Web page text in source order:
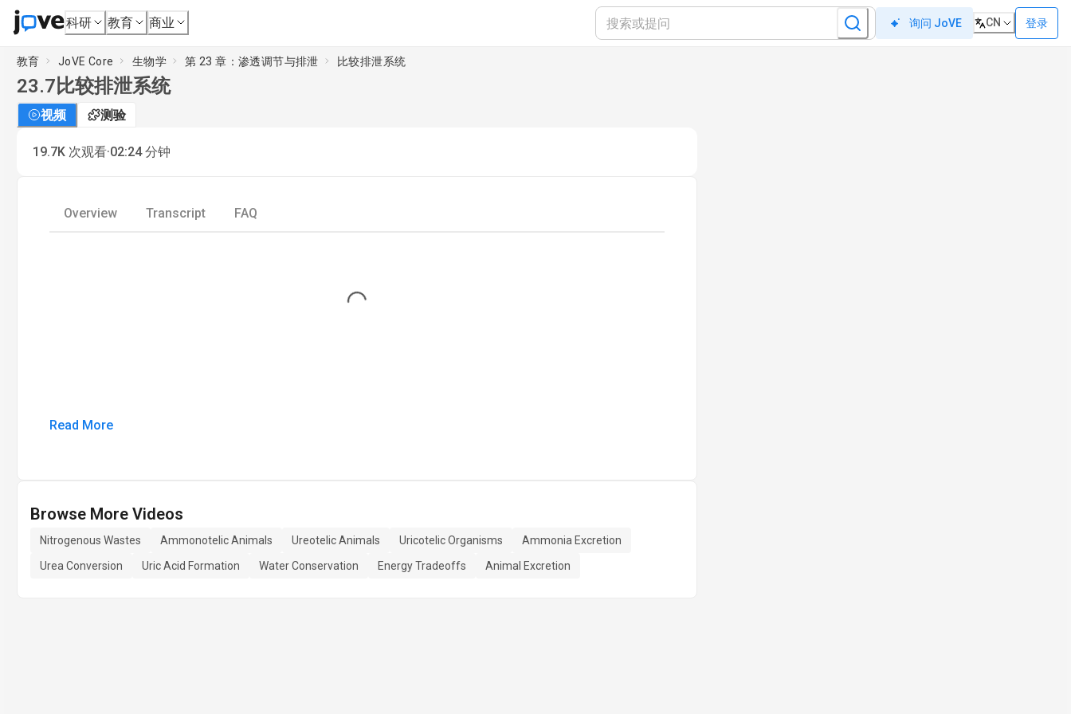
科研 教育 商业 询问 JoVE CN 登录
教育 JoVE Core 生物学 第 23 章：渗透调节与排泄 比较排泄系统
23.7 比较排泄系统
视频 测验
19.7K 次观看·02:24 分钟
Overview Transcript FAQ
Loading...
Read More
Browse More Videos
Nitrogenous Wastes Ammonotelic Animals Ureotelic Animals Uricotelic Organisms
Ammonia Excretion
Urea Conversion
Uric Acid Formation Water Conservation Energy Tradeoffs Animal Excretion